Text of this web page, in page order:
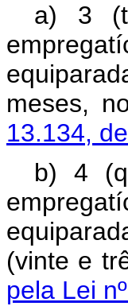
a) 3
13.134,
b) 4
(vinte e
pela Lei